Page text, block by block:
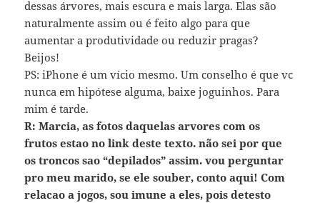
dessas árvores, mais escura e mais larga. Elas são
naturalmente assim ou é feito algo para que
aumentar a produtividade ou reduzir pragas?
Beijos!
PS: iPhone é um vício mesmo. Um conselho é que vc
nunca em hipótese alguma, baixe joguinhos. Para
mim é tarde.
R: Marcia, as fotos daquelas arvores com os
frutos estao no link deste texto. não sei por que
os troncos sao “depilados” assim. vou perguntar
pro meu marido, se ele souber, conto aqui! Com
relacao a jogos, sou imune a eles, pois detesto